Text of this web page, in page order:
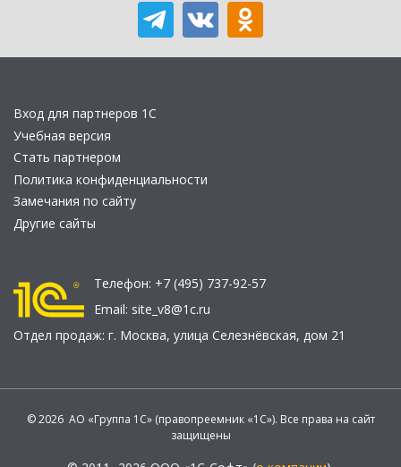
Вход для партнеров 1С
Учебная версия
Стать партнером
Политика конфиденциальности
Замечания по сайту
Другие сайты
Телефон: +7 (495) 737-92-57
Email: site_v8@1c.ru
Отдел продаж: г. Москва, улица Селезнёвская, дом 21
© 2026 АО «Группа 1С» (правопреемник «1С»). Все права на сайт
защищены